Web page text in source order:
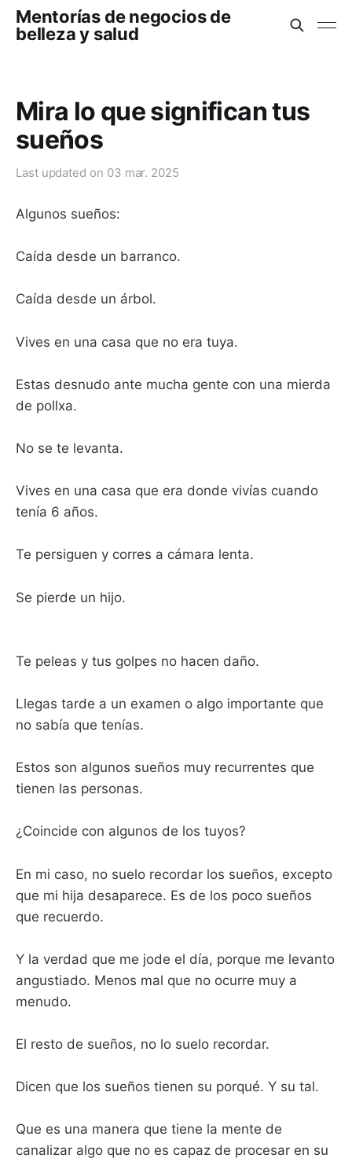
Mentorías de negocios de
belleza y salud
Mira lo que significan tus
sueños
Last updated on 03 mar. 2025
Algunos sueños:
Caída desde un barranco.
Caída desde un árbol.
Vives en una casa que no era tuya.
Estas desnudo ante mucha gente con una mierda
de pollxa.
No se te levanta.
Vives en una casa que era donde vivías cuando
tenía 6 años.
Te persiguen y corres a cámara lenta.
Se pierde un hijo.
Te peleas y tus golpes no hacen daño.
Llegas tarde a un examen o algo importante que
no sabía que tenías.
Estos son algunos sueños muy recurrentes que
tienen las personas.
¿Coincide con algunos de los tuyos?
En mi caso, no suelo recordar los sueños, excepto
que mi hija desaparece. Es de los poco sueños
que recuerdo.
Y la verdad que me jode el día, porque me levanto
angustiado. Menos mal que no ocurre muy a
menudo.
El resto de sueños, no lo suelo recordar.
Dicen que los sueños tienen su porqué. Y su tal.
Que es una manera que tiene la mente de
canalizar algo que no es capaz de procesar en su